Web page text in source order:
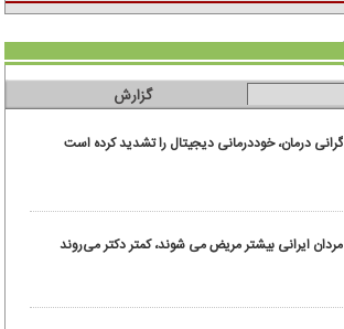
گزارش
گرانی درمان، خوددرمانی دیجیتال را تشدید کرده است
مردان ایرانی بیشتر مریض می شوند، کمتر دکتر می‌روند